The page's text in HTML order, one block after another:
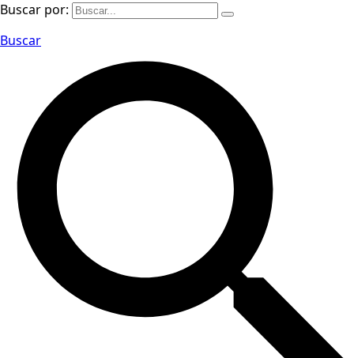
Buscar por:
Buscar